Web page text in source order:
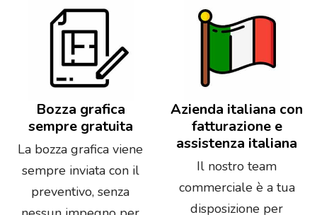
Bozza grafica
sempre gratuita
La bozza grafica viene
sempre inviata con il
preventivo, senza
Azienda italiana con
fatturazione e
assistenza italiana
Il nostro team
commerciale è a tua
disposizione per